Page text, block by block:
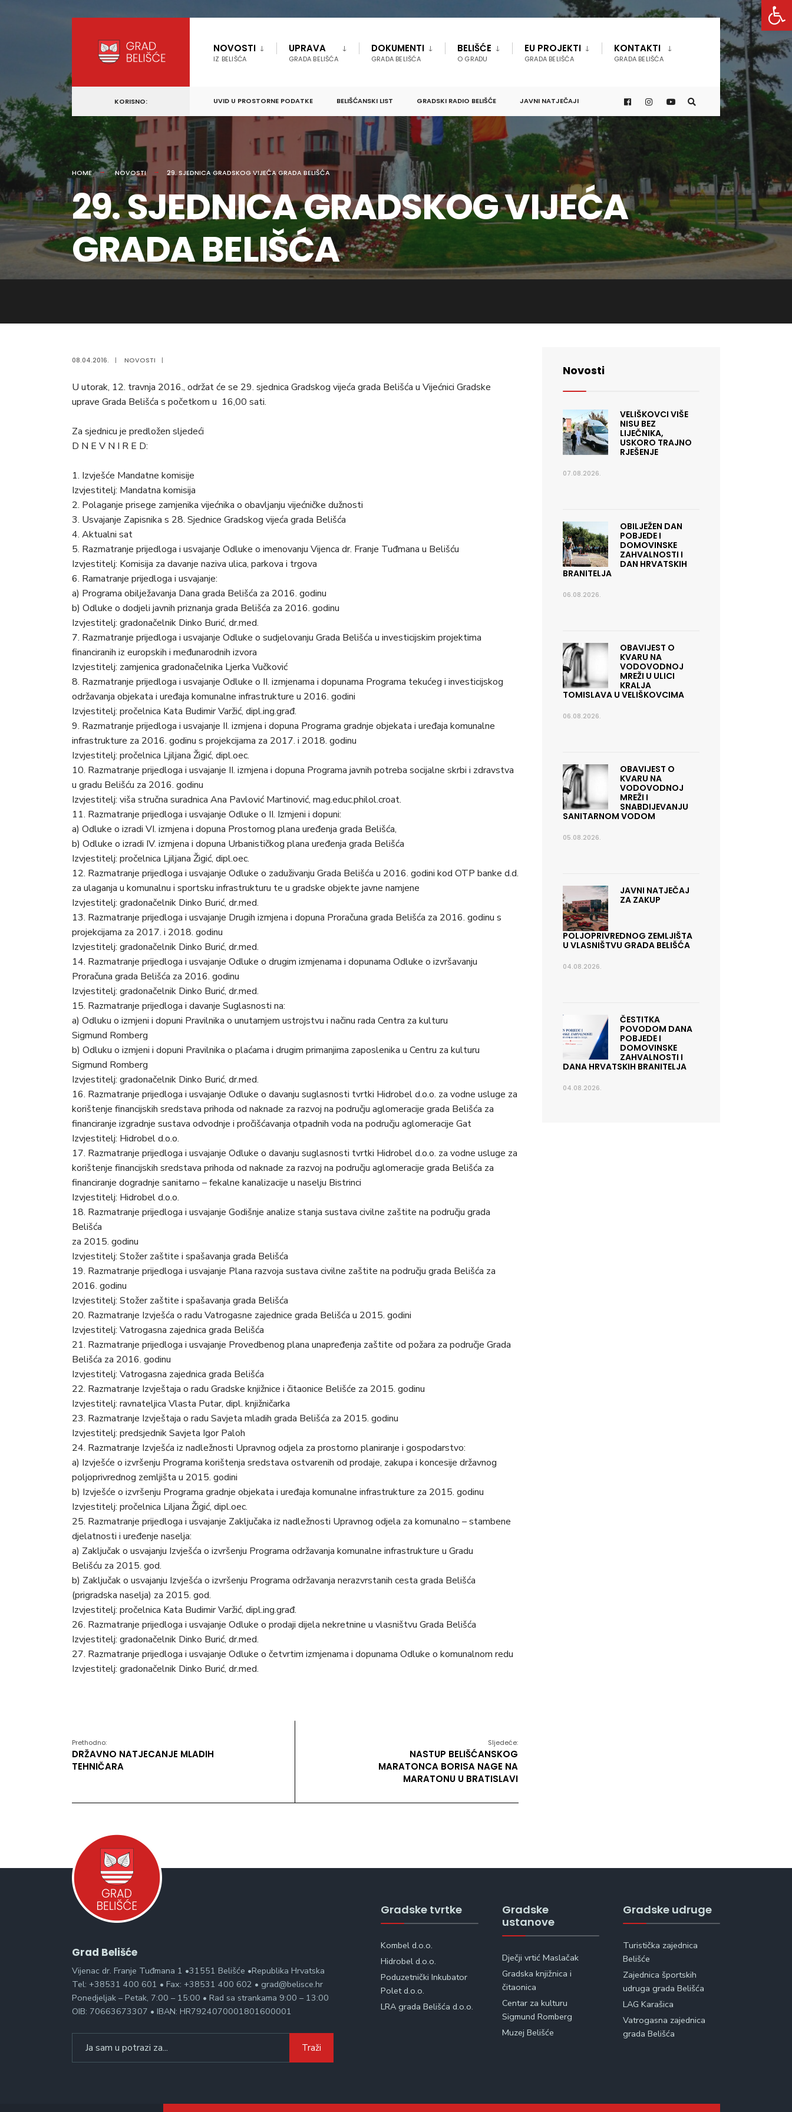
content
NOVOSTI
IZ BELIŠĆA
UPRAVA
GRADA BELIŠĆA
DOKUMENTI
GRADA BELIŠĆA
BELIŠĆE
O GRADU
EU PROJEKTI
GRADA BELIŠĆA
KONTAKTI
GRADA BELIŠĆA
KORISNO: UVID U PROSTORNE PODATKE BELIŠĆANSKI LIST GRADSKI RADIO BELIŠĆE JAVNI NATJEČAJI
HOME NOVOSTI 29. SJEDNICA GRADSKOG VIJEĆA GRADA BELIŠĆA
29. SJEDNICA GRADSKOG VIJEĆA
GRADA BELIŠĆA
08.04.2016. | NOVOSTI |
U utorak, 12. travnja 2016., održat će se 29. sjednica Gradskog vijeća grada Belišća u Vijećnici Gradske
uprave Grada Belišća s početkom u 16,00 sati.
Za sjednicu je predložen sljedeći
D N E V N I R E D:
1. Izvješće Mandatne komisije
Izvjestitelj: Mandatna komisija
2. Polaganje prisege zamjenika vijećnika o obavljanju vijećničke dužnosti
3. Usvajanje Zapisnika s 28. Sjednice Gradskog vijeća grada Belišća
4. Aktualni sat
5. Razmatranje prijedloga i usvajanje Odluke o imenovanju Vijenca dr. Franje Tuđmana u Belišću
Izvjestitelj: Komisija za davanje naziva ulica, parkova i trgova
6. Ramatranje prijedloga i usvajanje:
a) Programa obilježavanja Dana grada Belišća za 2016. godinu
b) Odluke o dodjeli javnih priznanja grada Belišća za 2016. godinu
Izvjestitelj: gradonačelnik Dinko Burić, dr.med.
7. Razmatranje prijedloga i usvajanje Odluke o sudjelovanju Grada Belišća u investicijskim projektima
financiranih iz europskih i međunarodnih izvora
Izvjestitelj: zamjenica gradonačelnika Ljerka Vučković
8. Razmatranje prijedloga i usvajanje Odluke o II. izmjenama i dopunama Programa tekućeg i investicijskog
održavanja objekata i uređaja komunalne infrastrukture u 2016. godini
Izvjestitelj: pročelnica Kata Budimir Varžić, dipl.ing.građ.
9. Razmatranje prijedloga i usvajanje II. izmjena i dopuna Programa gradnje objekata i uređaja komunalne
infrastrukture za 2016. godinu s projekcijama za 2017. i 2018. godinu
Izvjestitelj: pročelnica Ljiljana Žigić, dipl.oec.
10. Razmatranje prijedloga i usvajanje II. izmjena i dopuna Programa javnih potreba socijalne skrbi i zdravstva
u gradu Belišću za 2016. godinu
Izvjestitelj: viša stručna suradnica Ana Pavlović Martinović, mag.educ.philol.croat.
11. Razmatranje prijedloga i usvajanje Odluke o II. Izmjeni i dopuni:
a) Odluke o izradi VI. izmjena i dopuna Prostornog plana uređenja grada Belišća,
b) Odluke o izradi IV. izmjena i dopuna Urbanističkog plana uređenja grada Belišća
Izvjestitelj: pročelnica Ljiljana Žigić, dipl.oec.
12. Razmatranje prijedloga i usvajanje Odluke o zaduživanju Grada Belišća u 2016. godini kod OTP banke d.d.
za ulaganja u komunalnu i sportsku infrastrukturu te u gradske objekte javne namjene
Izvjestitelj: gradonačelnik Dinko Burić, dr.med.
13. Razmatranje prijedloga i usvajanje Drugih izmjena i dopuna Proračuna grada Belišća za 2016. godinu s
projekcijama za 2017. i 2018. godinu
Izvjestitelj: gradonačelnik Dinko Burić, dr.med.
14. Razmatranje prijedloga i usvajanje Odluke o drugim izmjenama i dopunama Odluke o izvršavanju
Proračuna grada Belišća za 2016. godinu
Izvjestitelj: gradonačelnik Dinko Burić, dr.med.
15. Razmatranje prijedloga i davanje Suglasnosti na:
a) Odluku o izmjeni i dopuni Pravilnika o unutarnjem ustrojstvu i načinu rada Centra za kulturu
Sigmund Romberg
b) Odluku o izmjeni i dopuni Pravilnika o plaćama i drugim primanjima zaposlenika u Centru za kulturu
Sigmund Romberg
Izvjestitelj: gradonačelnik Dinko Burić, dr.med.
16. Razmatranje prijedloga i usvajanje Odluke o davanju suglasnosti tvrtki Hidrobel d.o.o. za vodne usluge za
korištenje financijskih sredstava prihoda od naknade za razvoj na području aglomeracije grada Belišća za
financiranje izgradnje sustava odvodnje i pročišćavanja otpadnih voda na području aglomeracije Gat
Izvjestitelj: Hidrobel d.o.o.
17. Razmatranje prijedloga i usvajanje Odluke o davanju suglasnosti tvrtki Hidrobel d.o.o. za vodne usluge za
korištenje financijskih sredstava prihoda od naknade za razvoj na području aglomeracije grada Belišća za
financiranje dogradnje sanitarno – fekalne kanalizacije u naselju Bistrinci
Izvjestitelj: Hidrobel d.o.o.
18. Razmatranje prijedloga i usvajanje Godišnje analize stanja sustava civilne zaštite na području grada
Belišća
za 2015. godinu
Izvjestitelj: Stožer zaštite i spašavanja grada Belišća
19. Razmatranje prijedloga i usvajanje Plana razvoja sustava civilne zaštite na području grada Belišća za
2016. godinu
Izvjestitelj: Stožer zaštite i spašavanja grada Belišća
20. Razmatranje Izvješća o radu Vatrogasne zajednice grada Belišća u 2015. godini
Izvjestitelj: Vatrogasna zajednica grada Belišća
21. Razmatranje prijedloga i usvajanje Provedbenog plana unapređenja zaštite od požara za područje Grada
Belišća za 2016. godinu
Izvjestitelj: Vatrogasna zajednica grada Belišća
22. Razmatranje Izvještaja o radu Gradske knjižnice i čitaonice Belišće za 2015. godinu
Izvjestitelj: ravnateljica Vlasta Putar, dipl. knjižničarka
23. Razmatranje Izvještaja o radu Savjeta mladih grada Belišća za 2015. godinu
Izvjestitelj: predsjednik Savjeta Igor Paloh
24. Razmatranje Izvješća iz nadležnosti Upravnog odjela za prostorno planiranje i gospodarstvo:
a) Izvješće o izvršenju Programa korištenja sredstava ostvarenih od prodaje, zakupa i koncesije državnog
poljoprivrednog zemljišta u 2015. godini
b) Izvješće o izvršenju Programa gradnje objekata i uređaja komunalne infrastrukture za 2015. godinu
Izvjestitelj: pročelnica Liljana Žigić, dipl.oec.
25. Razmatranje prijedloga i usvajanje Zaključaka iz nadležnosti Upravnog odjela za komunalno – stambene
djelatnosti i uređenje naselja:
a) Zaključak o usvajanju Izvješća o izvršenju Programa održavanja komunalne infrastrukture u Gradu
Belišću za 2015. god.
b) Zaključak o usvajanju Izvješća o izvršenju Programa održavanja nerazvrstanih cesta grada Belišća
(prigradska naselja) za 2015. god.
Izvjestitelj: pročelnica Kata Budimir Varžić, dipl.ing.građ.
26. Razmatranje prijedloga i usvajanje Odluke o prodaji dijela nekretnine u vlasništvu Grada Belišća
Izvjestitelj: gradonačelnik Dinko Burić, dr.med.
27. Razmatranje prijedloga i usvajanje Odluke o četvrtim izmjenama i dopunama Odluke o komunalnom redu
Izvjestitelj: gradonačelnik Dinko Burić, dr.med.
Prethodno:
DRŽAVNO NATJECANJE MLADIH
TEHNIČARA
Sljedeće:
NASTUP BELIŠĆANSKOG
MARATONCA BORISA NAGE NA
MARATONU U BRATISLAVI
Novosti
VELIŠKOVCI VIŠE
NISU BEZ
LIJEČNIKA,
USKORO TRAJNO
RJEŠENJE
07.08.2026.
OBILJEŽEN DAN
POBJEDE I
DOMOVINSKE
ZAHVALNOSTI I
DAN HRVATSKIH
BRANITELJA
06.08.2026.
OBAVIJEST O
KVARU NA
VODOVODNOJ
MREŽI U ULICI
KRALJA
TOMISLAVA U VELIŠKOVCIMA
06.08.2026.
OBAVIJEST O
KVARU NA
VODOVODNOJ
MREŽI I
SNABDIJEVANJU
SANITARNOM VODOM
05.08.2026.
JAVNI NATJEČAJ
ZA ZAKUP
POLJOPRIVREDNOG ZEMLJIŠTA
U VLASNIŠTVU GRADA BELIŠĆA
04.08.2026.
ČESTITKA
POVODOM DANA
POBJEDE I
DOMOVINSKE
ZAHVALNOSTI I
DANA HRVATSKIH BRANITELJA
04.08.2026.
Grad Belišće
Vijenac dr. Franje Tuđmana 1 •31551 Belišće •Republika Hrvatska
Tel: +38531 400 601 • Fax: +38531 400 602 • grad@belisce.hr
Ponedjeljak – Petak, 7:00 – 15:00 • Rad sa strankama 9:00 – 13:00
OIB: 70663673307 • IBAN: HR7924070001801600001
Traži
Gradske tvrtke
Kombel d.o.o.
Hidrobel d.o.o.
Poduzetnički Inkubator
Polet d.o.o.
LRA grada Belišća d.o.o.
Gradske
ustanove
Dječji vrtić Maslačak
Gradska knjižnica i
čitaonica
Centar za kulturu
Sigmund Romberg
Muzej Belišće
Gradske udruge
Turistička zajednica
Belišće
Zajednica športskih
udruga grada Belišća
LAG Karašica
Vatrogasna zajednica
grada Belišća